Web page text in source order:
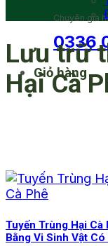
Chuyên gia
0336
Giỏ hàng
Lưu trữ
Hại Cà
Tuyến Trùng Hại Cà
Bằng Vi Sinh Vật Có